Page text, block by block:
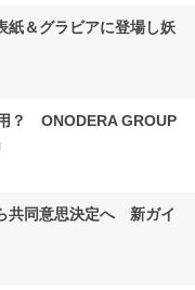
紙＆グラビアに登場し妖
？ ONODERA GROUP
共同意思決定へ 新ガイ